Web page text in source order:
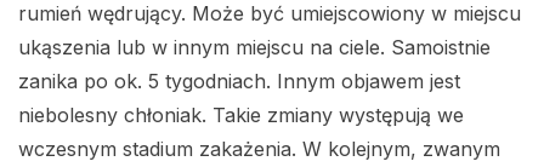
rumień wędrujący. Może być umiejscowiony w miejscu
ukąszenia lub w innym miejscu na ciele. Samoistnie
zanika po ok. 5 tygodniach. Innym objawem jest
niebolesny chłoniak. Takie zmiany występują we
wczesnym stadium zakażenia. W kolejnym, zwanym